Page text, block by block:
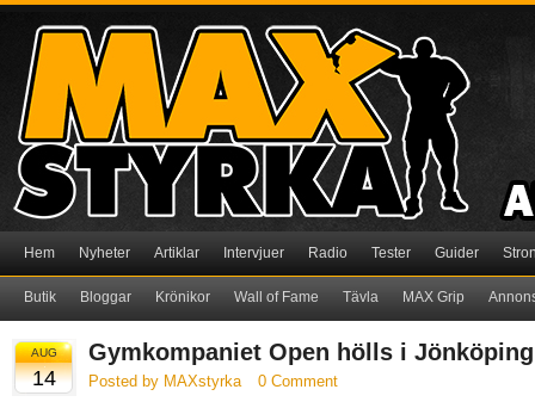
Hem Nyheter Artiklar Intervjuer Radio Tester Guider
Butik Bloggar Krönikor Wall of Fame Tävla MAX Grip
AUG
14
Gymkompaniet Open hölls i Jönköping
Posted by MAXstyrka 0 Comment